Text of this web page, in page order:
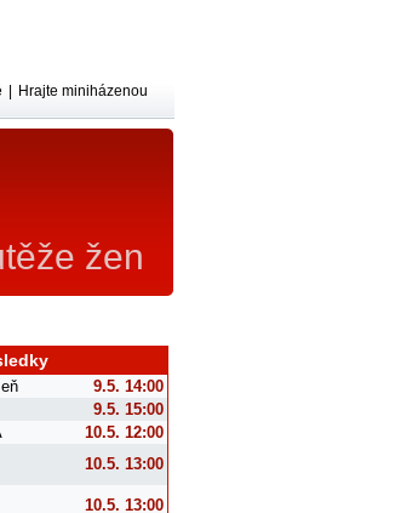
žen
Hrajte miniházenou
9.5. 14:00
9.5. 15:00
10.5. 12:00
10.5. 13:00
10.5. 13:00